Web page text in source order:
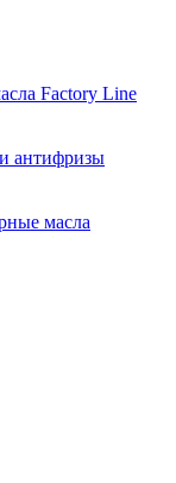
Factory Line
антифризы
масла